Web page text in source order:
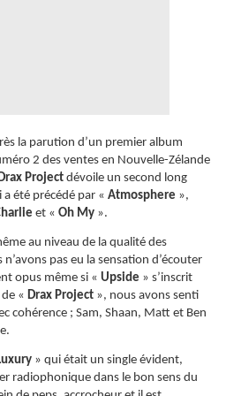
la parution d’un premier album
2 des ventes en Nouvelle-Zélande
Project dévoile un second long
a été précédé par « Atmosphere »,
et « Oh My ».
au niveau de la qualité des
pas eu la sensation d’écouter
opus même si « Upside » s’inscrit
« Drax Project », nous avons senti
cohérence ; Sam, Shaan, Matt et Ben
» qui était un single évident,
radiophonique dans le bon sens du